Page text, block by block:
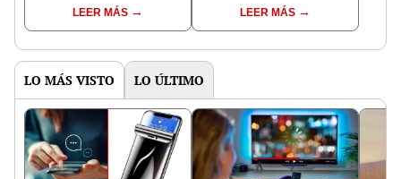
LEER MÁS LEER MÁS
LO MÁS VISTO LO ÚLTIMO